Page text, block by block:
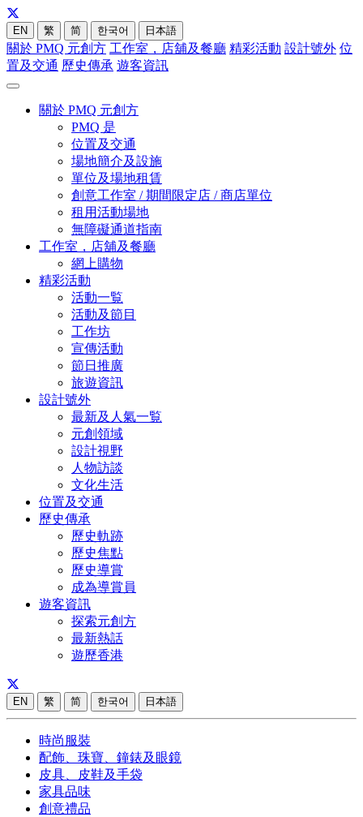
EN 繁 简 한국어 日本語
關於 PMQ 元創方 工作室，店舖及餐廳 精彩活動 設計號外 位
置及交通 歷史傳承 遊客資訊
關於 PMQ 元創方
PMQ 是
位置及交通
場地簡介及設施
單位及場地租賃
創意工作室 / 期間限定店 / 商店單位
租用活動場地
無障礙通道指南
工作室，店舖及餐廳
網上購物
精彩活動
活動一覧
活動及節目
工作坊
宣傳活動
節日推廣
旅遊資訊
設計號外
最新及人氣一覧
元創領域
設計視野
人物訪談
文化生活
位置及交通
歷史傳承
歷史軌跡
歷史焦點
歷史導賞
成為導賞員
遊客資訊
探索元創方
最新熱話
遊歷香港
EN 繁 简 한국어 日本語
時尚服裝
配飾、珠寶、鐘錶及眼鏡
皮具、皮鞋及手袋
家具品味
創意禮品